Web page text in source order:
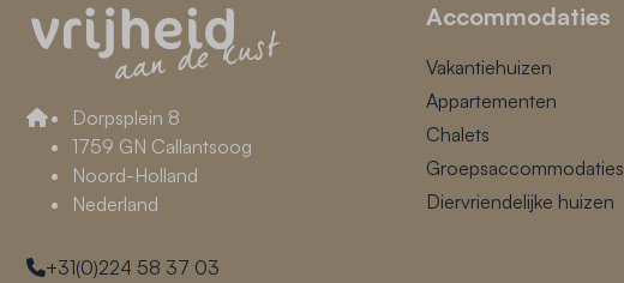
Dorpsplein 8
1759 GN Callantsoog
Noord-Holland
Nederland
+31(0)224 58 37 03
Accommodaties
Vakantiehuizen
Appartementen
Chalets
Groepsaccommodaties
Diervriendelijke huizen